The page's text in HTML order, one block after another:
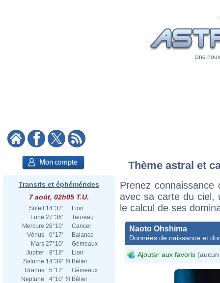
Une
Transits et éphémérides
7 août, 02h05 T.U.
Soleil 14°37'
Lion
Lune 27°36'
Taureau
Mercure 26°10'
Cancer
Vénus
0°17'
Balance
Mars 27°10'
Gémeaux
Jupiter
8°18'
Lion
Saturne 14°39' Я Bélier
Uranus
5°12'
Gémeaux
Neptune
4°10' Я Bélier
Thème astral et
Prenez
avec sa carte du ciel,
le calcul de ses
Naoto Ohshima
Données de naissance et
Ajouter aux favoris